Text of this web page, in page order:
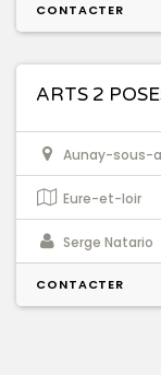
CONTACTER
ARTS 2
Aunay-sous-
Eure-et-loir
Serge Natario
CONTACTER